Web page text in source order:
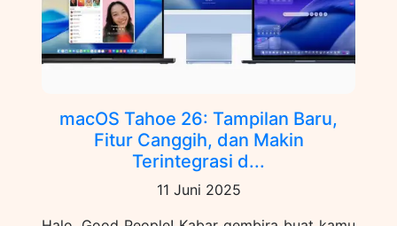
macOS Tahoe 26: Tampilan Baru,
Fitur Canggih, dan Makin
Terintegrasi d...
11 Juni 2025